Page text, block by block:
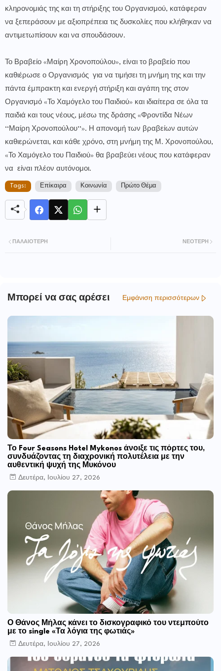
κληρονομιάς της και τη στήριξης του Οργανισμού, κατάφεραν
να ξεπεράσουν με αξιοπρέπεια τις δυσκολίες που κλήθηκαν να
αντιμετωπίσουν και να σπουδάσουν.
Το Βραβείο «Μαίρη Χρονοπούλου», είναι το βραβείο που
καθιέρωσε ο Οργανισμός για να τιμήσει τη μνήμη της και την
πάντα έμπρακτη και ενεργή στήριξη και αγάπη της στον
Οργανισμό «Το Χαμόγελο του Παιδιού» και ιδιαίτερα σε όλα τα
παιδιά και τους νέους, μέσω της δράσης «Φροντίδα Νέων
‘‘Μαίρη Χρονοπούλου’’». Η απονομή των βραβείων αυτών
καθιερώνεται, και κάθε χρόνο, στη μνήμη της Μ. Χρονοπούλου,
«Το Χαμόγελο του Παιδιού» θα βραβεύει νέους που κατάφεραν
να είναι πλέον αυτόνομοι.
Tags: Επίκαιρα Κοινωνία Πρώτο Θέμα
ΝΕΌΤΕΡΗ
ΠΑΛΑΙΌΤΕΡΗ
Μπορεί να σας αρέσει Εμφάνιση περισσότερων
Το Four Seasons Hotel Mykonos άνοιξε τις πόρτες του,
συνδυάζοντας τη διαχρονική πολυτέλεια με την
αυθεντική ψυχή της Μυκόνου
Δευτέρα, Ιουλίου 27, 2026
Ο Θάνος Μήλας κάνει το δισκογραφικό του ντεμπούτο
με το single «Τα λόγια της φωτιάς»
Δευτέρα, Ιουλίου 27, 2026